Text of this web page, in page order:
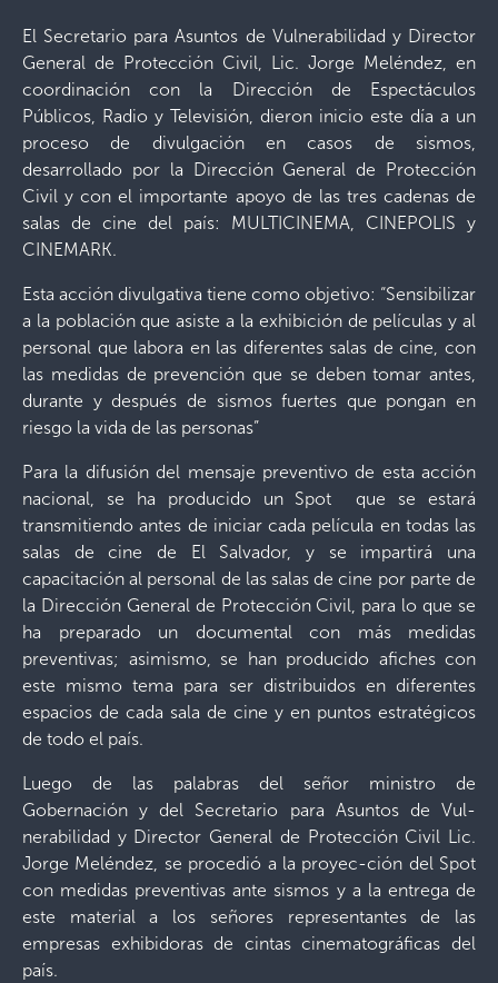
El Secretario para Asuntos de Vulnerabilidad y Director
General de Protección Civil, Lic. Jorge Meléndez, en
coordinación con la Dirección de Espectáculos
Públicos, Radio y Televisión, dieron inicio este día a un
proceso de divulgación en casos de sismos,
desarrollado por la Dirección General de Protección
Civil y con el importante apoyo de las tres cadenas de
salas de cine del país: MULTICINEMA, CINEPOLIS y
CINEMARK.
Esta acción divulgativa tiene como objetivo: “Sensibilizar
a la población que asiste a la exhibición de películas y al
personal que labora en las diferentes salas de cine, con
las medidas de prevención que se deben tomar antes,
durante y después de sismos fuertes que pongan en
riesgo la vida de las personas”
Para la difusión del mensaje preventivo de esta acción
nacional, se ha producido un Spot que se estará
transmitiendo antes de iniciar cada película en todas las
salas de cine de El Salvador, y se impartirá una
capacitación al personal de las salas de cine por parte de
la Dirección General de Protección Civil, para lo que se
ha preparado un documental con más medidas
preventivas; asimismo, se han producido afiches con
este mismo tema para ser distribuidos en diferentes
espacios de cada sala de cine y en puntos estratégicos
de todo el país.
Luego de las palabras del señor ministro de
Gobernación y del Secretario para Asuntos de Vul-
nerabilidad y Director General de Protección Civil Lic.
Jorge Meléndez, se procedió a la proyec-ción del Spot
con medidas preventivas ante sismos y a la entrega de
este material a los señores representantes de las
empresas exhibidoras de cintas cinematográficas del
país.